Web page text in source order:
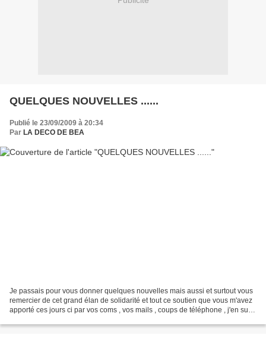
QUELQUES NOUVELLES ......
Publié le 23/09/2009 à 20:34
Par LA DECO DE BEA
Je passais pour vous donner quelques nouvelles mais aussi et surtout vous
remercier de cet grand élan de solidarité et tout ce soutien que vous m'avez
apporté ces jours ci par vos coms , vos mails , coups de téléphone , j'en suis